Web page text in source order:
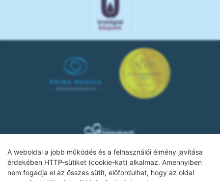
A weboldal a jobb működés és a felhasználói élmény javítása
érdekében HTTP-sütiket (cookie-kat) alkalmaz. Amennyiben
nem fogadja el az összes sütit, előfordulhat, hogy az oldal